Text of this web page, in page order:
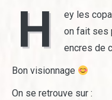
H
ey les
on fait ses
encres de
Bon visionnage
On se retrouve sur :